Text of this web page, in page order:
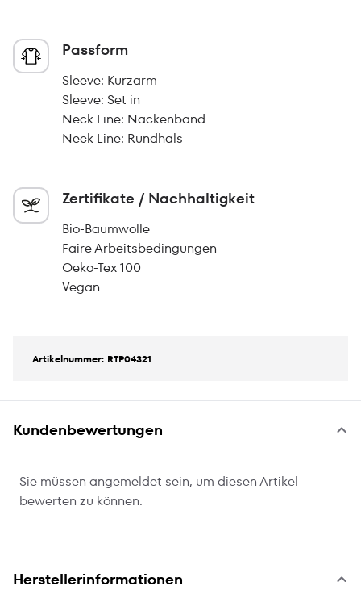
Passform
Sleeve: Kurzarm
Sleeve: Set in
Neck Line: Nackenband
Neck Line: Rundhals
Zertifikate / Nachhaltigkeit
Bio-Baumwolle
Faire Arbeitsbedingungen
Oeko-Tex 100
Vegan
Artikelnummer: RTP04321
Kundenbewertungen
Sie müssen angemeldet sein, um diesen Artikel
bewerten zu können.
Herstellerinformationen